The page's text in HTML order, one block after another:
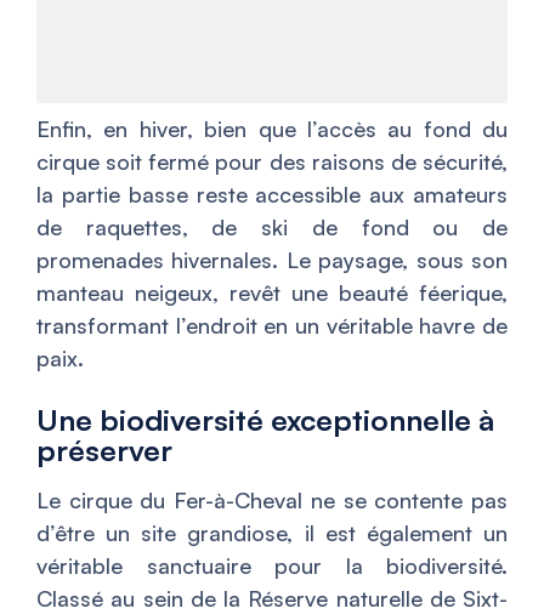
Enfin, en hiver, bien que l’accès au fond du
cirque soit fermé pour des raisons de sécurité,
la partie basse reste accessible aux amateurs
de raquettes, de ski de fond ou de
promenades hivernales. Le paysage, sous son
manteau neigeux, revêt une beauté féerique,
transformant l’endroit en un véritable havre de
paix.
Une biodiversité exceptionnelle à
préserver
Le cirque du Fer-à-Cheval ne se contente pas
d’être un site grandiose, il est également un
véritable sanctuaire pour la biodiversité.
Classé au sein de la Réserve naturelle de Sixt-